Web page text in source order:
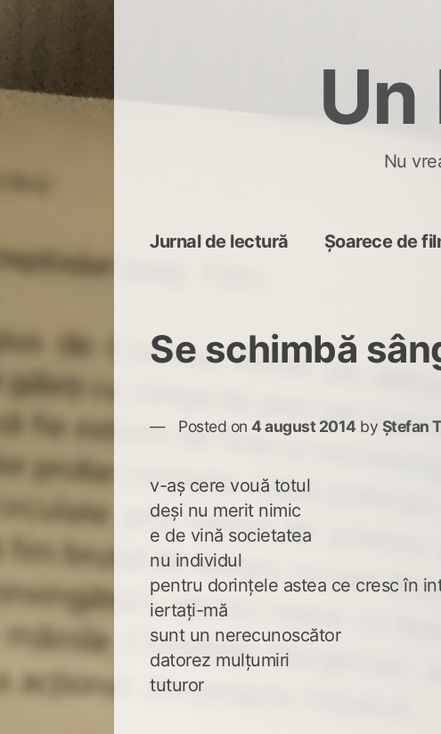
Nu
Jurnal de lectură Șoarece de
Se schimbă
Posted on4 august 2014 by Ștefan
v-aş cere vouă totul
deşi nu merit nimic
e de vină societatea
nu individul
pentru dorinţele astea ce cresc în
iertaţi-mă
sunt un nerecunoscător
datorez mulţumiri
tuturor